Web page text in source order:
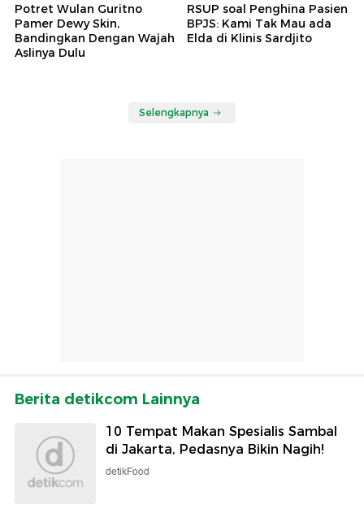
Potret Wulan Guritno
Pamer Dewy Skin,
Bandingkan Dengan Wajah
Aslinya Dulu
RSUP soal Penghina Pasien
BPJS: Kami Tak Mau ada
Elda di Klinis Sardjito
Selengkapnya
Berita detikcom Lainnya
10 Tempat Makan Spesialis Sambal
di Jakarta, Pedasnya Bikin Nagih!
detikFood